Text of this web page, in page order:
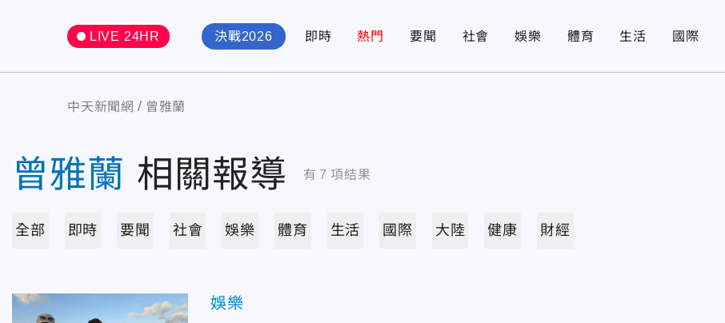
LIVE 24HR 決戰2026 即時 熱門 要聞 社會 娛樂 體育 生活 國際
中天新聞網 曾雅蘭
曾雅蘭 相關報導 有 7 項結果
全部 即時 要聞 社會 娛樂 體育 生活 國際 大陸 健康 財經
娛樂